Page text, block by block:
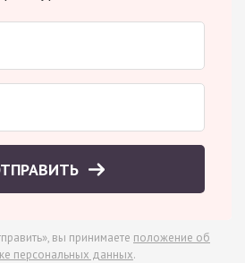
вы принимаете положение об
персональных данных.